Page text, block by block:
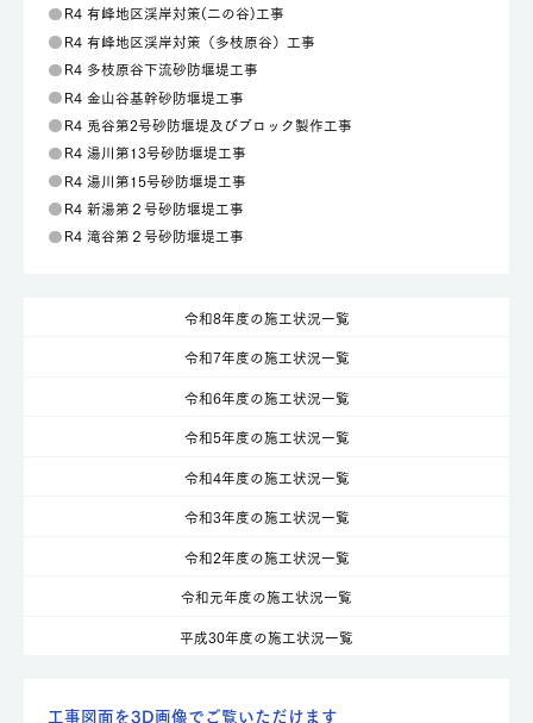
R4 有峰地区渓岸対策(二の谷)工事
R4 有峰地区渓岸対策（多枝原谷）工事
R4 多枝原谷下流砂防堰堤工事
R4 金山谷基幹砂防堰堤工事
R4 兎谷第2号砂防堰堤及びブロック製作工事
R4 湯川第13号砂防堰堤工事
R4 湯川第15号砂防堰堤工事
R4 新湯第２号砂防堰堤工事
R4 滝谷第２号砂防堰堤工事
令和8年度の施工状況一覧
令和7年度の施工状況一覧
令和6年度の施工状況一覧
令和5年度の施工状況一覧
令和4年度の施工状況一覧
令和3年度の施工状況一覧
令和2年度の施工状況一覧
令和元年度の施工状況一覧
平成30年度の施工状況一覧
工事図面を3D画像でご覧いただけます